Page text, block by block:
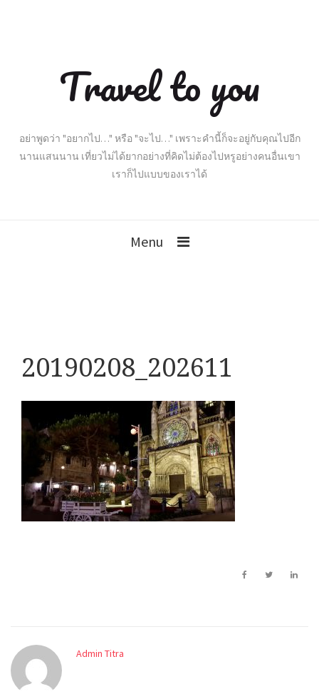
Travel to you
อย่าพูดว่า "อยากไป…" หรือ "จะไป…" เพราะคำนี้ก็จะอยู่กับคุณไปอีก
นานแสนนาน เที่ยวไม่ได้ยากอย่างที่คิดไม่ต้องไปหรูอย่างคนอื่นเขา
เราก็ไปแบบของเราได้
Menu
20190208_202611
Admin Titra